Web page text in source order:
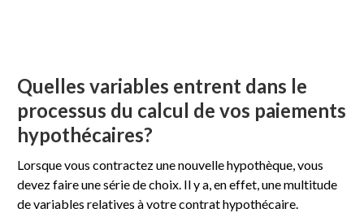
Quelles variables entrent dans le
processus du calcul de vos paiements
hypothécaires?
Lorsque vous contractez une nouvelle hypothèque, vous
devez faire une série de choix. Il y a, en effet, une multitude
de variables relatives à votre contrat hypothécaire.